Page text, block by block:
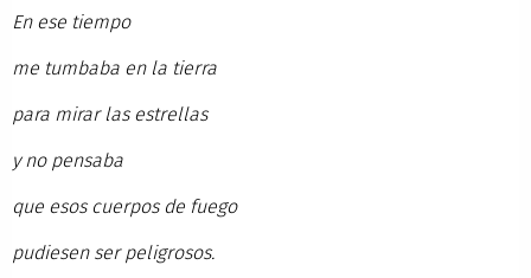
En ese tiempo
me tumbaba en la tierra
para mirar las estrellas
y no pensaba
que esos cuerpos de fuego
pudiesen ser peligrosos.